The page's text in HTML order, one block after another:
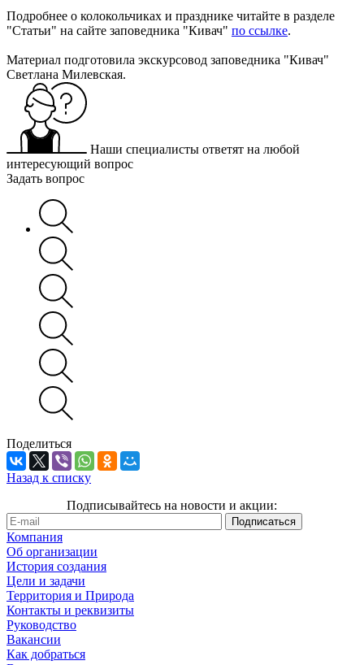
Подробнее о колокольчиках и празднике читайте в разделе
"Статьи" на сайте заповедника "Кивач" по ссылке.
Материал подготовила экскурсовод заповедника "Кивач"
Светлана Милевская.
Наши специалисты ответят на любой
интересующий вопрос
Задать вопрос
Поделиться
Назад к списку
Подписывайтесь на новости и акции:
Компания
Об организации
История создания
Цели и задачи
Территория и Природа
Контакты и реквизиты
Руководство
Вакансии
Как добраться